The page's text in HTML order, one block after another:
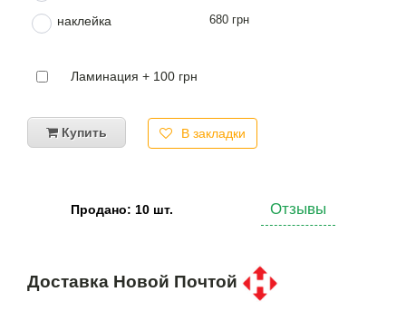
наклейка 680 грн
Ламинация + 100 грн
Купить В закладки
Продано: 10 шт. Отзывы
Доставка Новой Почтой